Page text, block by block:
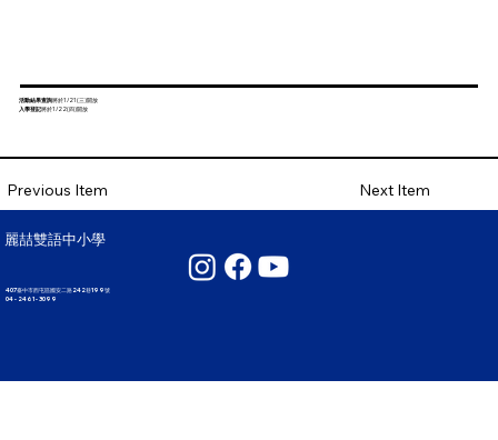
活動結果查詢將於1/21(三)開放
入學登記將於1/22(四)開放
Previous Item Next Item
麗喆雙語中小學
407臺中市西屯區國安二路242巷199號
04 - 2461 - 3099